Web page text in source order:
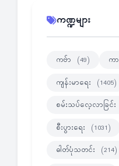
ကဏ္ဍများ
ကဗ်ာ (49) က
ကျန်းမာရေး (1405)
စမ်းသပ်လေ့လာခြင်း
စီးပွားရေး (1031)
ဓါတ်ပုံသတင်း (214)